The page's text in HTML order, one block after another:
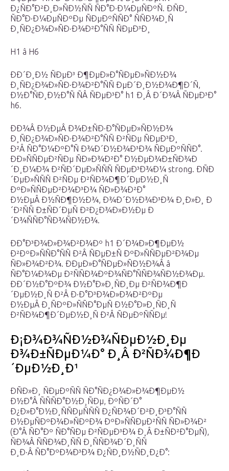
Ð¿ÑÐ°Ð²Ð¸Ð»ÑÐ½ÑÑ ÑÐ°Ð·Ð¼ÐµÑÐºÑ. ÐÑÐ¸
ÑÐ°Ð·Ð¼ÐµÑÐºÐµ ÑÐµÐºÑÑÐ° ÑÑÐ¾Ð¸Ñ
Ð¸ÑÐ¿Ð¾Ð»ÑÐ·Ð¾Ð²Ð°ÑÑ ÑÐµÐ³Ð¸
H1 â H6
ÐÐ´Ð¸Ð½ ÑÐµÐ³ Ð¶ÐµÐ»Ð°ÑÐµÐ»ÑÐ½Ð¾
Ð¸ÑÐ¿Ð¾Ð»ÑÐ·Ð¾Ð²Ð°ÑÑ ÐµÐ´Ð¸Ð½Ð¾Ð¶Ð´Ñ,
Ð½Ð°ÑÐ¸Ð½Ð°Ñ ÑÂ ÑÐµÐ³Ð° h1 Ð¸Â Ð´Ð¾Â ÑÐµÐ³Ð°
h6.
ÐÐ¾Â Ð½ÐµÂ Ð¾Ð±ÑÐ·Ð°ÑÐµÐ»ÑÐ½Ð¾
Ð¸ÑÐ¿Ð¾Ð»ÑÐ·Ð¾Ð²Ð°ÑÑ Ð²ÑÐµ ÑÐµÐ³Ð¸
Ð²Â ÑÐ°Ð¼ÐºÐ°Ñ Ð¾Ð´Ð½Ð¾Ð³Ð¾ ÑÐµÐºÑÑÐ°.
ÐÐ»ÑÑÐµÐ²ÑÐµ ÑÐ»Ð¾Ð²Ð° Ð½ÐµÐ¾Ð±ÑÐ¾Ð
´Ð¸Ð¼Ð¾ Ð²ÑÐ´ÐµÐ»ÑÑÑ ÑÐµÐ³Ð¾Ð¼ strong. ÐÑÐ
´ÐµÐ»ÑÑÑ Ð²ÑÐµ Ð²ÑÐ¾Ð¶Ð´ÐµÐ½Ð¸Ñ
ÐºÐ»ÑÑÐµÐ²Ð¾Ð³Ð¾ ÑÐ»Ð¾Ð²Ð°
Ð½ÐµÂ Ð½ÑÐ¶Ð½Ð¾, Ð¾Ð´Ð½Ð¾Ð³Ð¾ Ð¸Ð»Ð¸ Ð
´Ð²ÑÑ Ð±ÑÐ´ÐµÑ Ð²Ð¿Ð¾Ð»Ð½Ðµ Ð
´Ð¾ÑÑÐ°ÑÐ¾ÑÐ½Ð¾.
ÐÐ°Ð³Ð¾Ð»Ð¾Ð²Ð¾Ðº h1 Ð´Ð¾Ð»Ð¶ÐµÐ½
Ð²ÐºÐ»ÑÑÐ°ÑÑ Ð²Â ÑÐµÐ±Ñ ÐºÐ»ÑÑÐµÐ²Ð¾Ðµ
ÑÐ»Ð¾Ð²Ð¾. ÐÐµÐ»Ð°ÑÐµÐ»ÑÐ½Ð¾Â â
ÑÐ°Ð¼Ð¾Ðµ Ð²ÑÑÐ¾ÐºÐ¾ÑÐ°ÑÑÐ¾ÑÐ½Ð¾Ðµ.
ÐÐ´Ð½Ð°ÐºÐ¾ Ð½Ð°Ð»Ð¸ÑÐ¸Ðµ Ð²ÑÐ¾Ð¶Ð
´ÐµÐ½Ð¸Ñ Ð²Â Ð·Ð°Ð³Ð¾Ð»Ð¾Ð²ÐºÐµ
Ð½ÐµÂ Ð¸ÑÐºÐ»ÑÑÐ°ÐµÑ Ð½Ð°Ð»Ð¸ÑÐ¸Ñ
Ð²ÑÐ¾Ð¶Ð´ÐµÐ½Ð¸Ñ Ð²Â ÑÐµÐºÑÑÐµ!
Ð¡Ð¾Ð¾ÑÐ½Ð¾ÑÐµÐ½Ð¸Ðµ
Ð¾Ð±ÑÐµÐ¼Ð° Ð¸Â Ð²ÑÐ¾Ð¶Ð
´ÐµÐ½Ð¸Ð¹
ÐÑÐ»Ð¸ ÑÐµÐºÑÑ ÑÐ°ÑÐ¿Ð¾Ð»Ð¾Ð¶ÐµÐ½
Ð½Ð°Â ÑÑÑÐ°Ð½Ð¸ÑÐµ, ÐºÑÐ´Ð°
Ð¿Ð»Ð°Ð½Ð¸ÑÑÐµÑÑÑ Ð¿ÑÐ¾Ð´Ð²Ð¸Ð³Ð°ÑÑ
Ð½ÐµÑÐºÐ¾Ð»ÑÐºÐ¾ ÐºÐ»ÑÑÐµÐ²ÑÑ ÑÐ»Ð¾Ð²
(Ð°Â ÑÐ°Ðº ÑÐ°ÑÐµ Ð²ÑÐµÐ³Ð¾ Ð¸Â Ð±ÑÐ²Ð°ÐµÑ),
ÑÐ¾Â ÑÑÐ¾Ð¸ÑÑ Ð¸ÑÑÐ¾Ð´Ð¸ÑÑ
Ð¸Ð·Â ÑÐ°ÐºÐ¾Ð³Ð¾ Ð¿ÑÐ¸Ð½ÑÐ¸Ð¿Ð°: